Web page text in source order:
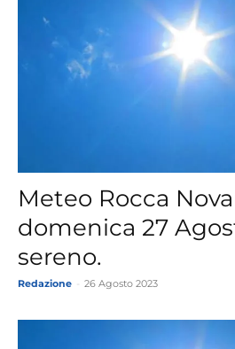
Meteo Rocca
domenica 27
sereno.
Redazione 26 Agosto 2023